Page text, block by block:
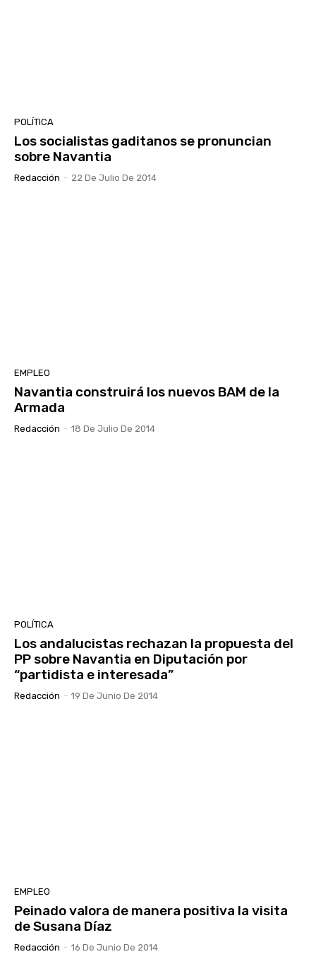
POLÍTICA
Los socialistas gaditanos se pronuncian
sobre Navantia
Redacción - 22 De Julio De 2014
EMPLEO
Navantia construirá los nuevos BAM de la
Armada
Redacción - 18 De Julio De 2014
POLÍTICA
Los andalucistas rechazan la propuesta del
PP sobre Navantia en Diputación por
“partidista e interesada”
Redacción - 19 De Junio De 2014
EMPLEO
Peinado valora de manera positiva la visita
de Susana Díaz
Redacción - 16 De Junio De 2014